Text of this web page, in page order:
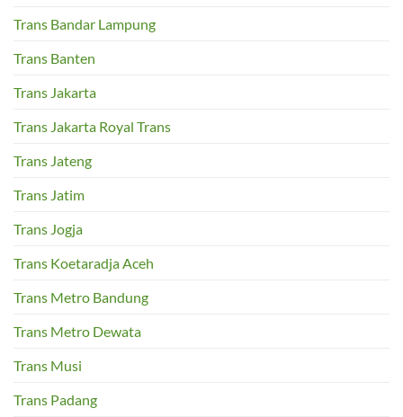
Trans Bandar Lampung
Trans Banten
Trans Jakarta
Trans Jakarta Royal Trans
Trans Jateng
Trans Jatim
Trans Jogja
Trans Koetaradja Aceh
Trans Metro Bandung
Trans Metro Dewata
Trans Musi
Trans Padang